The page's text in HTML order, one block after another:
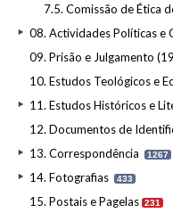
7.5. Comissão de Ética
08. Actividades Políticas e
09. Prisão e Julgamento
10. Estudos Teológicos e
11. Estudos Históricos e
12. Documentos de
13. Correspondência 1267
14. Fotografias 433
15. Postais e Pagelas 231